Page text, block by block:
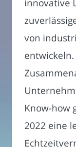
innovative
von
Know-how
2022 eine